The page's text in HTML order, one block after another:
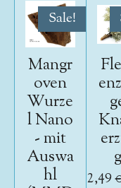
Sale!
Mangr
oven
Wurze
l Nano
- mit
Auswa
hl 2,49